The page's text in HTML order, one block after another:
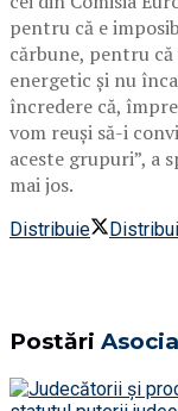
pentru că e
cărbune, pentru
energetic şi nu
încredere că,
vom reuşi să-i
aceste grupuri”, a
mai jos.
Distribuie
Postări